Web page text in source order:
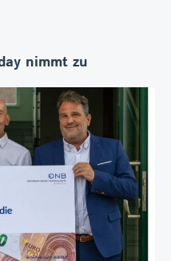
nimmt zu